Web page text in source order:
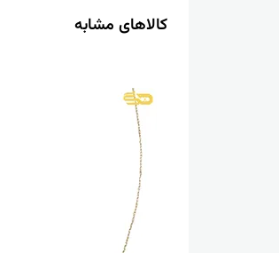
کالاهای مشابه